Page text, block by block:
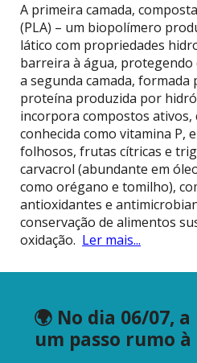
A primeira camada,
(PLA) – um biopolímero
lático com propriedades
barreira à água, protegendo
a segunda camada, formada
proteína produzida por
incorpora compostos
conhecida como vitamina P,
folhosos, frutas cítricas e
carvacrol (abundante em
como orégano e tomilho),
antioxidantes e
conservação de alimentos
oxidação. Ler mais...
🌍 No dia 06/07, a
um passo rumo